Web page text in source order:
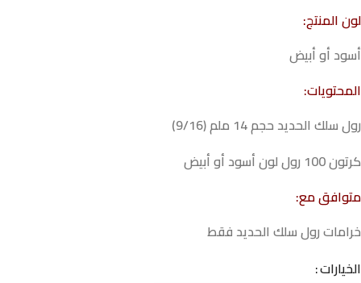
لون المنتج:
أسود أو أبيض
المحتويات:
رول سلك الحديد حجم 14 ملم (9/16)
كرتون 100 رول لون أسود أو أبيض
متوافق مع:
خرامات رول سلك الحديد فقط
الخيارات